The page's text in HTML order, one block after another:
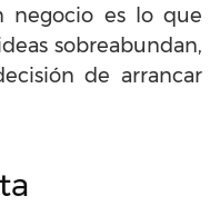
negocio es lo que
sobreabundan,
de arrancar